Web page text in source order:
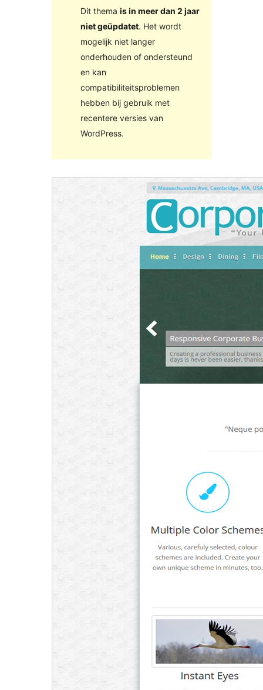
Dit thema is in meer dan 2 jaar
niet geüpdatet. Het wordt
mogelijk niet langer
onderhouden of ondersteund
en kan
compatibiliteitsproblemen
hebben bij gebruik met
recentere versies van
WordPress.